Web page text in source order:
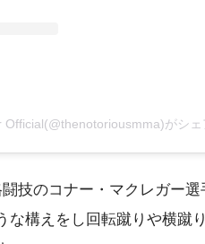
Official(@thenotoriousmma)がシェ
技のコナー・マクレガー選
な構えをし回転蹴りや横蹴